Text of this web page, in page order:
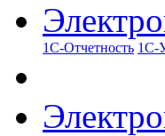
1С-Отчетность 1С-